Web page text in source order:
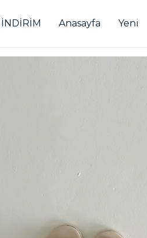
İNDİRİM Anasayfa Yeni